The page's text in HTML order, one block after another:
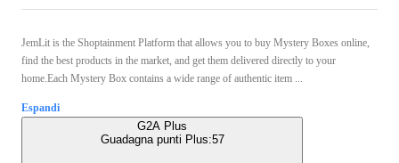
JemLit is the Shoptainment Platform that allows you to buy Mystery Boxes online,
find the best products in the market, and get them delivered directly to your
home.Each Mystery Box contains a wide range of authentic item ...
Espandi
G2A Plus
Guadagna punti Plus:57